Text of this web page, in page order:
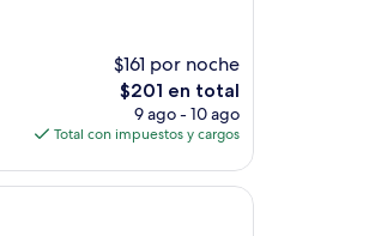
$161 por noche
El
precio
actual
de
$201 en total
9 ago - 10 ago
Total con impuestos y cargos